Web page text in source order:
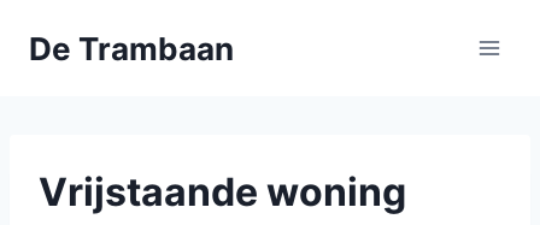
naarDe Trambaan
Vrijstaande woning